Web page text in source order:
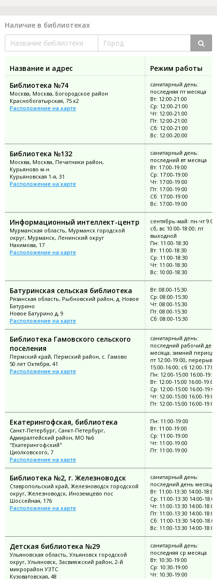
Наличие в библиотеках
Название и адрес
Режим работы
Библиотека №74
Москва, Москва, Богородское район
Краснобогатырская, 75 к2
Расположение на карте
санитарный день:
последняя пт месяца
Вт: 12:00-21:00
Ср: 12:00-21:00
Чт: 12:00-21:00
Пт: 12:00-21:00
Сб: 12:00-21:00
Вс: 12:00-20:00
Библиотека №132
Москва, Москва, Печатники район,
Курьяново м-н
Курьяновская 1-я, 31
Расположение на карте
санитарный день:
последний вт месяца
Вт: 17:00-19:00
Ср: 17:00-19:00
Чт: 17:00-19:00
Пт: 17:00-19:00
Сб: 17:00-19:00
Вс: 17:00-19:00
Информационный интеллект-центр
Мурманская область, Мурманск городской
округ, Мурманск, Ленинский округ
Нахимова, 17
Расположение на карте
сентябрь-май: пн-чт
сб, вс 10:00-18:00; пт
выходной
Пн: 11:00-18:30
Вт: 11:00-18:30
Ср: 11:00-18:30
Чт: 11:00-18:30
Вс: 10:00-18:30
Батуринская сельская библиотека
Рязанская область, Рыбновский район, д. Новое
Батурино
Новое Батурино д, 9
Расположение на карте
Вт: 08:00-15:30
Ср: 08:00-15:30
Чт: 08:00-15:30
Пт: 08:00-15:30
Сб: 08:00-15:30
Библиотека Гамовского сельского
поселения
Пермский край, Пермский район, с. Гамово
50 лет Октября, 41
Расположение на карте
санитарный день:
последний рабочий
месяца; зимний период:
пт 12:00-19:00, перерыв:
15:00-16:00; сб 12:00-17:00
Пн: 12:00-15:00 16:00-
Вт: 12:00-15:00 16:00-19:00
Ср: 12:00-15:00 16:00-19:00
Чт: 12:00-15:00 16:00-19:00
Пт: 12:00-15:00 16:00-19:00
Екатерингофская, библиотека
Санкт-Петербург, Санкт-Петербург,
Адмиралтейский район, МО №6
"Екатерингофский"
Циолковского, 7
Расположение на карте
Пн: 11:00-19:00
Вт: 11:00-19:00
Ср: 11:00-19:00
Чт: 11:00-19:00
Пт: 11:00-19:00
Библиотека №2, г. Железноводск
Ставропольский край, Железноводск городской
округ, Железноводск, Иноземцево пос
Шоссейная, 176
Расположение на карте
санитарный день:
последний день месяца
Вт: 11:00-13:30 14:00-18:00
Ср: 11:00-13:30 14:00-18:00
Чт: 11:00-13:30 14:00-18:00
Пт: 11:00-13:30 14:00-18:00
Сб: 11:00-13:30 14:00-18:00
Вс: 11:00-13:30 14:00-18:00
Детская библиотека №29
Ульяновская область, Ульяновск городской
округ, Ульяновск, Засвияжский район, 2-й
микрорайон УЗТС
Кузоватовская, 48
санитарный день:
последняя ср месяца
Вт: 10:30-19:00
Ср: 10:30-19:00
Чт: 10:30-19:00